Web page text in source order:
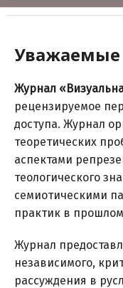
Уважаемые
Журнал
рецензируемое
доступа. Журнал
теоретических
аспектами
теологического
семиотическими
практик в
Журнал
независимого,
рассуждения в